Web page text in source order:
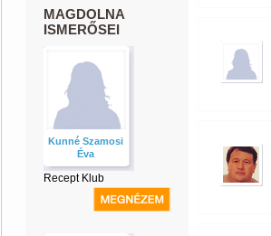
MAGDOLNA
ISMERŐSEI
Kunné Szamosi
Éva
Recept Klub